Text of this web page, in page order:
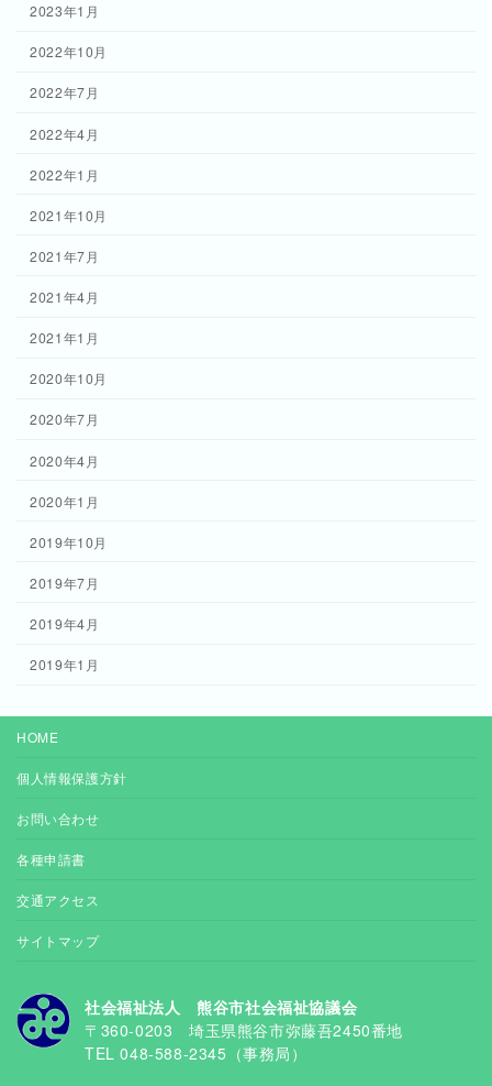
2023年1月
2022年10月
2022年7月
2022年4月
2022年1月
2021年10月
2021年7月
2021年4月
2021年1月
2020年10月
2020年7月
2020年4月
2020年1月
2019年10月
2019年7月
2019年4月
2019年1月
HOME
個人情報保護方針
お問い合わせ
各種申請書
交通アクセス
サイトマップ
社会福祉法人 熊谷市社会福祉協議会
〒360-0203 埼玉県熊谷市弥藤吾2450番地
TEL 048-588-2345（事務局）